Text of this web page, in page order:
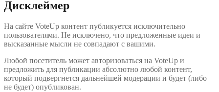
Дисклеймер
На сайте VoteUp контент публикуется исключительно
пользователями. Не исключено, что предложенные идеи и
высказанные мысли не совпадают с вашими.
Любой посетитель может авторизоваться на VoteUp и
предложить для публикации абсолютно любой контент,
который подвергнется дальнейшей модерации и будет (либо
не будет) опубликован.